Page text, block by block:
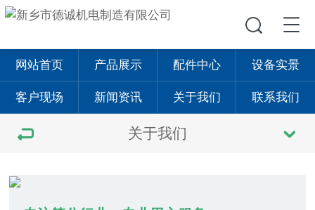
网站首页 产品展示 配件中心 设备实景
客户现场 新闻资讯 关于我们 联系我们
关于我们